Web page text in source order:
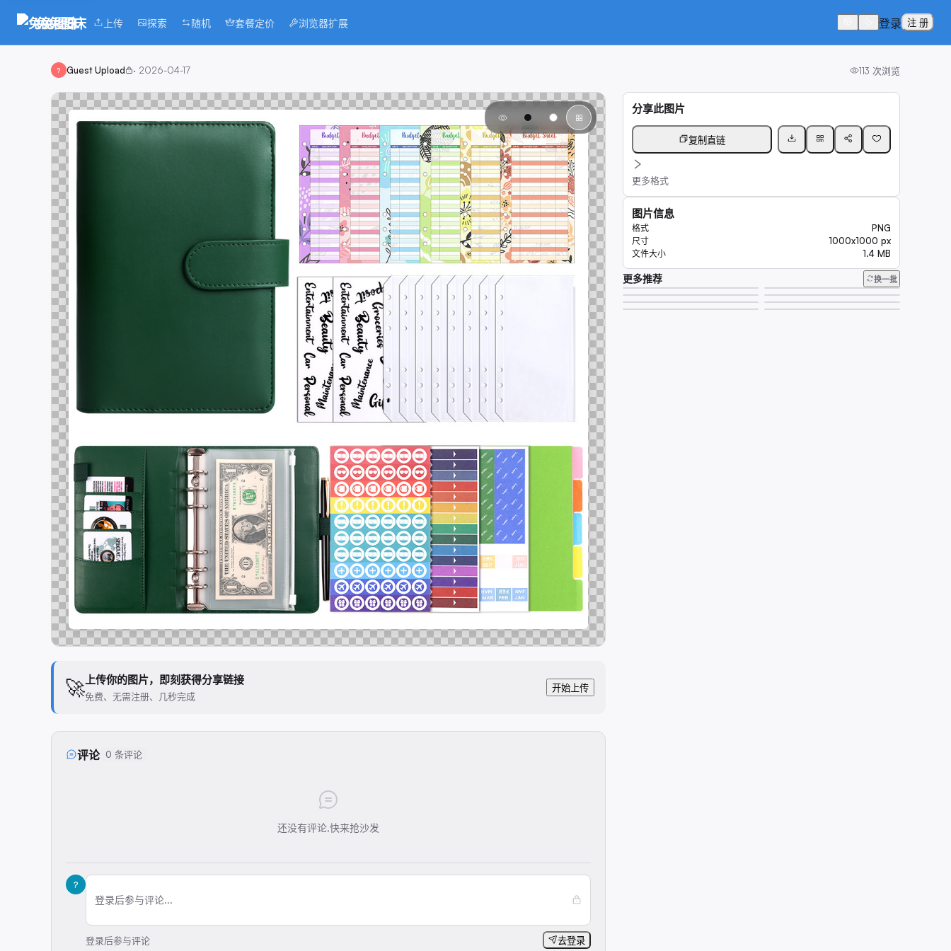
兔兔图床 上传 探索 随机 套餐定价 浏览器扩展 登录 注 册
? Guest Upload · 2026-04-17 113 次浏览
🚀上传你的图片，即刻获得分享链接
免费、无需注册、几秒完成
开始上传
评论 0 条评论
还没有评论,快来抢沙发
?
登录后参与评论...
登录后参与评论 去登录
分享此图片
复制直链
更多格式
图片信息
格式 PNG
尺寸 1000x1000 px
文件大小 1.4 MB
更多推荐 换一批